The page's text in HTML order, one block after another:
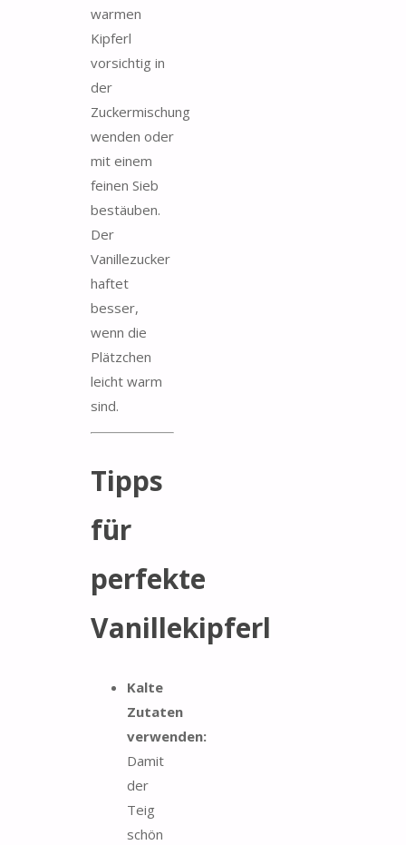
warmen
Kipferl
vorsichtig in
der
Zuckermischung
wenden oder
mit einem
feinen Sieb
bestäuben.
Der
Vanillezucker
haftet
besser,
wenn die
Plätzchen
leicht warm
sind.
Tipps
für
perfekte
Vanillekipferl
Kalte
Zutaten
verwenden:
Damit
der
Teig
schön